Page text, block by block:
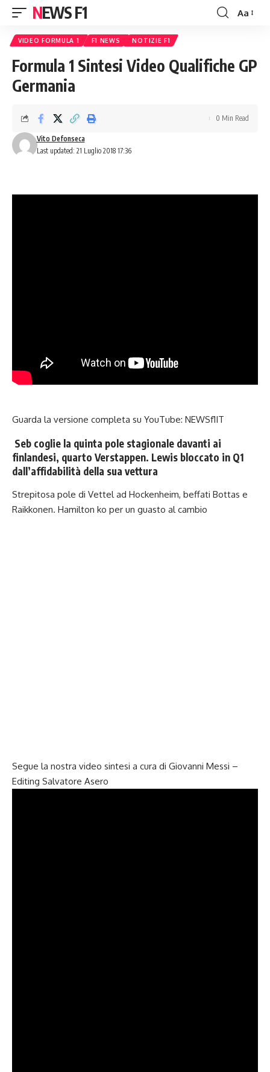
NEWS F1
Font
Aa
VIDEO FORMULA 1 F1 NEWS NOTIZIE F1
Formula 1 Sintesi Video Qualifiche GP
Germania
Last updated: 21 Luglio 2018 17:36
Vito Defonseca
0 Min Read
Guarda la versione completa su YouTube: NEWSf1IT
Seb coglie la quinta pole stagionale davanti ai
finlandesi, quarto Verstappen. Lewis bloccato in Q1
dall’affidabilità della sua vettura
Strepitosa pole di Vettel ad Hockenheim, beffati Bottas e
Raikkonen. Hamilton ko per un guasto al cambio
Segue la nostra video sintesi a cura di Giovanni Messi –
Editing Salvatore Asero